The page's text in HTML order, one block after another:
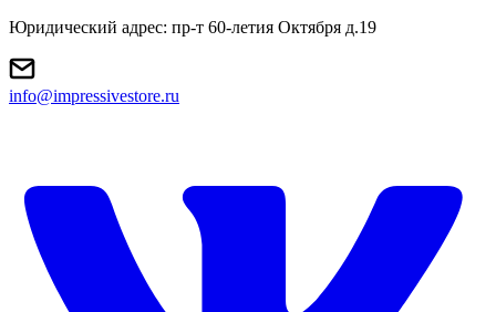
Юридический адрес: пр-т 60-летия Октября д.19
info@impressivestore.ru